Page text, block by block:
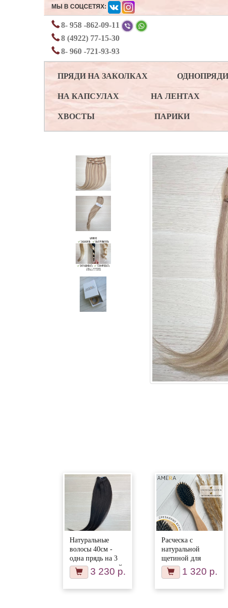
МЫ В СОЦСЕТЯХ:
8- 958 -862-09-11
8 (4922) 77-15-30
8- 960 -721-93-93
ПРЯДИ НА ЗАКОЛКАХ ОДНОПРЯДИ
НА КАПСУЛАХ НА ЛЕНТАХ
ХВОСТЫ ПАРИКИ
Натуральные
волосы 40см -
одна прядь на 3
заколках, черный
с шоколадным
3 230 р.
Расческа с
натуральной
щетиной для
волос 1 320 р.